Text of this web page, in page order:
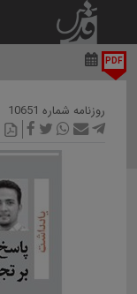
PDF
روزنامه شماره 10651